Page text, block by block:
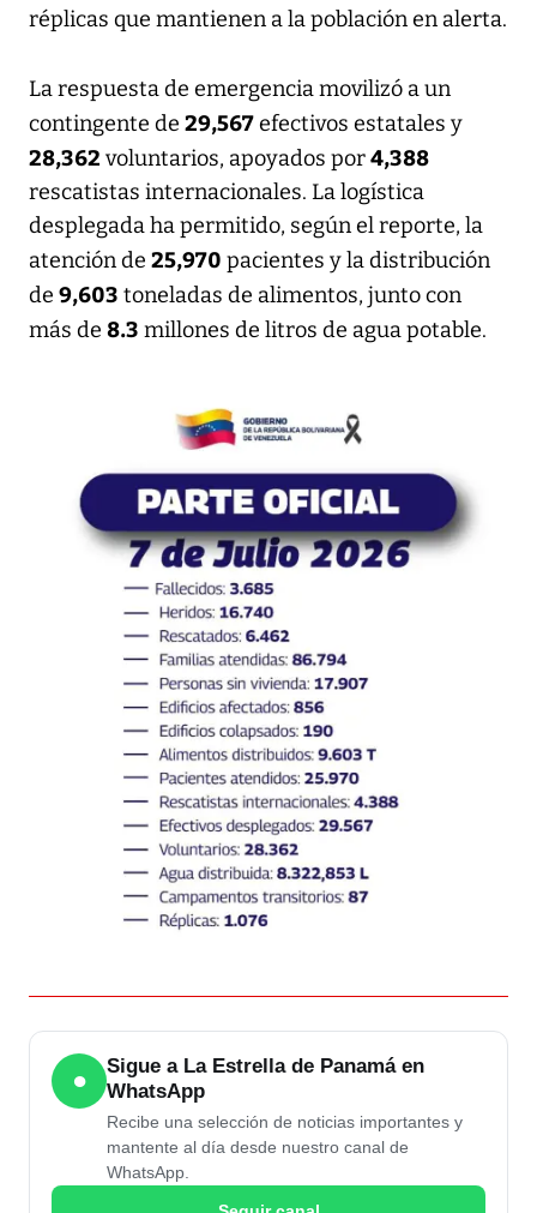
réplicas que mantienen a la población en alerta.
La respuesta de emergencia movilizó a un
contingente de 29,567efectivos estatales y
28,362 voluntarios, apoyados por4,388
rescatistas internacionales. La logística
desplegada ha permitido, según el reporte, la
atención de 25,970 pacientes y la distribución
de 9,603 toneladas de alimentos, junto con
más de 8.3 millones de litros de agua potable.
●
Sigue a La Estrella de Panamá en
WhatsApp
Recibe una selección de noticias importantes y
mantente al día desde nuestro canal de
WhatsApp.